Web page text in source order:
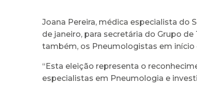
Joana Pereira, médica especialista do
de janeiro, para secretária do Grupo
também, os Pneumologistas em início
“Esta eleição representa o
especialistas em Pneumologia e